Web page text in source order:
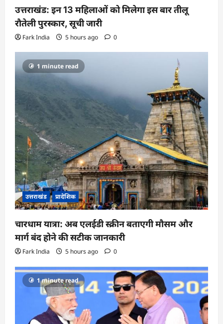
उत्तराखंड: इन 13 महिलाओं को मिलेगा इस बार तीलू
रौतेली पुरस्कार, सूची जारी
Fark India 5 hours ago 0
1 minute read
उत्तराखंड प्रादेशिक
चारधाम यात्रा: अब एलईडी स्क्रीन बताएगी मौसम और
मार्ग बंद होने की सटीक जानकारी
Fark India 5 hours ago 0
1 minute read